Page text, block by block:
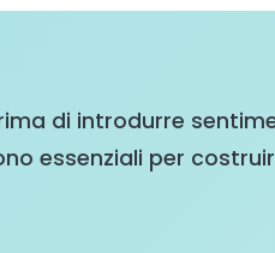
di introdurre
essenziali per